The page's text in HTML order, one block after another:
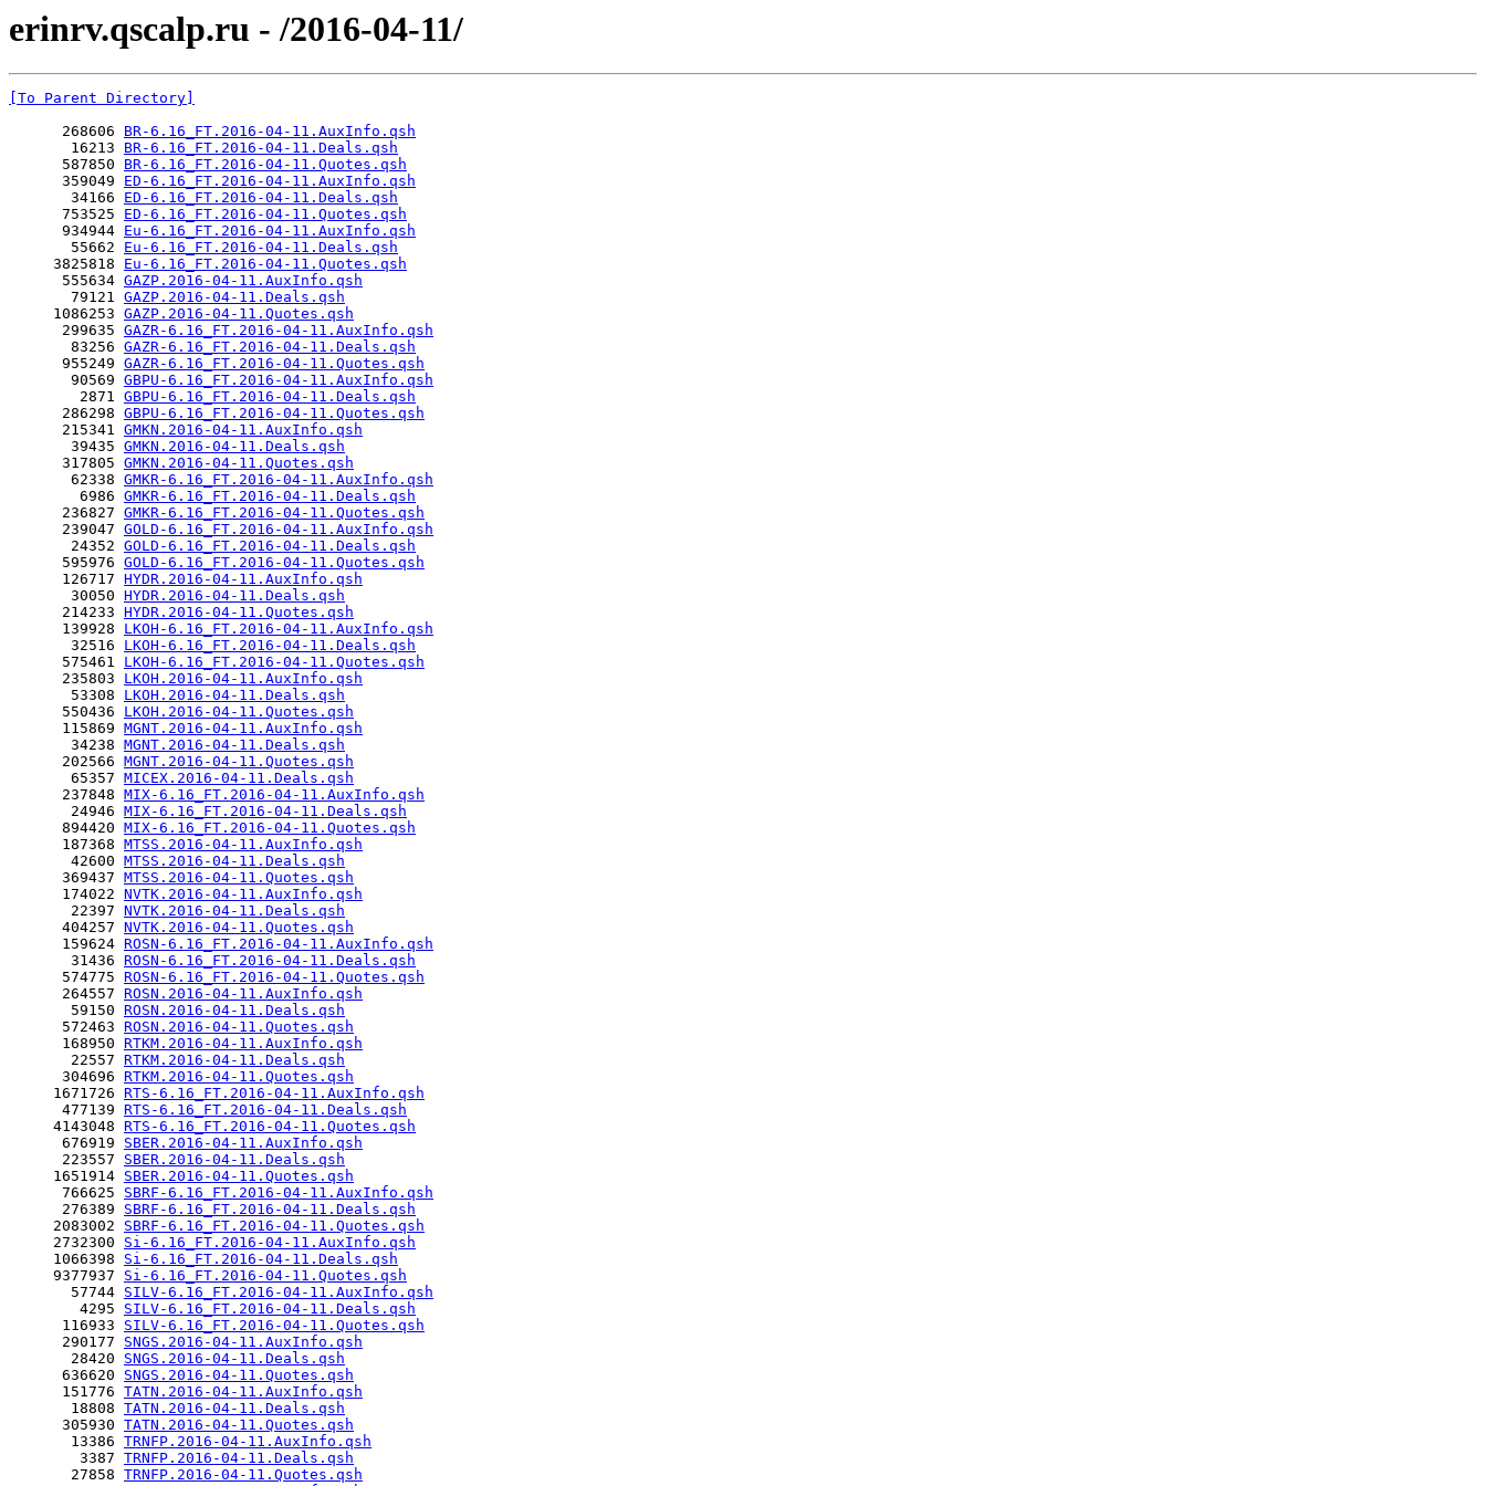
erinrv.qscalp.ru - /2016-04-11/
[To Parent Directory]
      268606
BR-6.16_FT.2016-04-11.AuxInfo.qsh
       16213
BR-6.16_FT.2016-04-11.Deals.qsh
      587850
BR-6.16_FT.2016-04-11.Quotes.qsh
      359049
ED-6.16_FT.2016-04-11.AuxInfo.qsh
       34166
ED-6.16_FT.2016-04-11.Deals.qsh
      753525
ED-6.16_FT.2016-04-11.Quotes.qsh
      934944
Eu-6.16_FT.2016-04-11.AuxInfo.qsh
       55662
Eu-6.16_FT.2016-04-11.Deals.qsh
     3825818
Eu-6.16_FT.2016-04-11.Quotes.qsh
      555634
GAZP.2016-04-11.AuxInfo.qsh
       79121
GAZP.2016-04-11.Deals.qsh
     1086253
GAZP.2016-04-11.Quotes.qsh
      299635
GAZR-6.16_FT.2016-04-11.AuxInfo.qsh
       83256
GAZR-6.16_FT.2016-04-11.Deals.qsh
      955249
GAZR-6.16_FT.2016-04-11.Quotes.qsh
       90569
GBPU-6.16_FT.2016-04-11.AuxInfo.qsh
        2871
GBPU-6.16_FT.2016-04-11.Deals.qsh
      286298
GBPU-6.16_FT.2016-04-11.Quotes.qsh
      215341
GMKN.2016-04-11.AuxInfo.qsh
       39435
GMKN.2016-04-11.Deals.qsh
      317805
GMKN.2016-04-11.Quotes.qsh
       62338
GMKR-6.16_FT.2016-04-11.AuxInfo.qsh
        6986
GMKR-6.16_FT.2016-04-11.Deals.qsh
      236827
GMKR-6.16_FT.2016-04-11.Quotes.qsh
      239047
GOLD-6.16_FT.2016-04-11.AuxInfo.qsh
       24352
GOLD-6.16_FT.2016-04-11.Deals.qsh
      595976
GOLD-6.16_FT.2016-04-11.Quotes.qsh
      126717
HYDR.2016-04-11.AuxInfo.qsh
       30050
HYDR.2016-04-11.Deals.qsh
      214233
HYDR.2016-04-11.Quotes.qsh
      139928
LKOH-6.16_FT.2016-04-11.AuxInfo.qsh
       32516
LKOH-6.16_FT.2016-04-11.Deals.qsh
      575461
LKOH-6.16_FT.2016-04-11.Quotes.qsh
      235803
LKOH.2016-04-11.AuxInfo.qsh
       53308
LKOH.2016-04-11.Deals.qsh
      550436
LKOH.2016-04-11.Quotes.qsh
      115869
MGNT.2016-04-11.AuxInfo.qsh
       34238
MGNT.2016-04-11.Deals.qsh
      202566
MGNT.2016-04-11.Quotes.qsh
       65357
MICEX.2016-04-11.Deals.qsh
      237848
MIX-6.16_FT.2016-04-11.AuxInfo.qsh
       24946
MIX-6.16_FT.2016-04-11.Deals.qsh
      894420
MIX-6.16_FT.2016-04-11.Quotes.qsh
      187368
MTSS.2016-04-11.AuxInfo.qsh
       42600
MTSS.2016-04-11.Deals.qsh
      369437
MTSS.2016-04-11.Quotes.qsh
      174022
NVTK.2016-04-11.AuxInfo.qsh
       22397
NVTK.2016-04-11.Deals.qsh
      404257
NVTK.2016-04-11.Quotes.qsh
      159624
ROSN-6.16_FT.2016-04-11.AuxInfo.qsh
       31436
ROSN-6.16_FT.2016-04-11.Deals.qsh
      574775
ROSN-6.16_FT.2016-04-11.Quotes.qsh
      264557
ROSN.2016-04-11.AuxInfo.qsh
       59150
ROSN.2016-04-11.Deals.qsh
      572463
ROSN.2016-04-11.Quotes.qsh
      168950
RTKM.2016-04-11.AuxInfo.qsh
       22557
RTKM.2016-04-11.Deals.qsh
      304696
RTKM.2016-04-11.Quotes.qsh
     1671726
RTS-6.16_FT.2016-04-11.AuxInfo.qsh
      477139
RTS-6.16_FT.2016-04-11.Deals.qsh
     4143048
RTS-6.16_FT.2016-04-11.Quotes.qsh
      676919
SBER.2016-04-11.AuxInfo.qsh
      223557
SBER.2016-04-11.Deals.qsh
     1651914
SBER.2016-04-11.Quotes.qsh
      766625
SBRF-6.16_FT.2016-04-11.AuxInfo.qsh
      276389
SBRF-6.16_FT.2016-04-11.Deals.qsh
     2083002
SBRF-6.16_FT.2016-04-11.Quotes.qsh
     2732300
Si-6.16_FT.2016-04-11.AuxInfo.qsh
     1066398
Si-6.16_FT.2016-04-11.Deals.qsh
     9377937
Si-6.16_FT.2016-04-11.Quotes.qsh
       57744
SILV-6.16_FT.2016-04-11.AuxInfo.qsh
        4295
SILV-6.16_FT.2016-04-11.Deals.qsh
      116933
SILV-6.16_FT.2016-04-11.Quotes.qsh
      290177
SNGS.2016-04-11.AuxInfo.qsh
       28420
SNGS.2016-04-11.Deals.qsh
      636620
SNGS.2016-04-11.Quotes.qsh
      151776
TATN.2016-04-11.AuxInfo.qsh
       18808
TATN.2016-04-11.Deals.qsh
      305930
TATN.2016-04-11.Quotes.qsh
       13386
TRNFP.2016-04-11.AuxInfo.qsh
        3387
TRNFP.2016-04-11.Deals.qsh
       27858
TRNFP.2016-04-11.Quotes.qsh